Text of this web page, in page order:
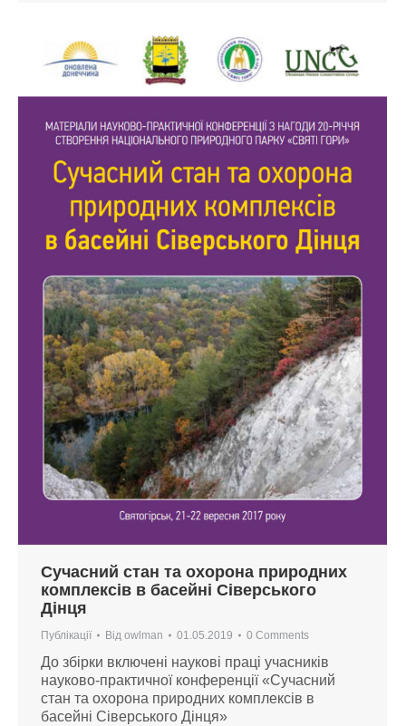
Сучасний стан та охорона природних
комплексів в басейні Сіверського
Дінця
Публікації Від owlman 01.05.2019 0 Comments
До збірки включені наукові праці учасників
науково-практичної конференції «Сучасний
стан та охорона природних комплексів в
басейні Сіверського Дінця»